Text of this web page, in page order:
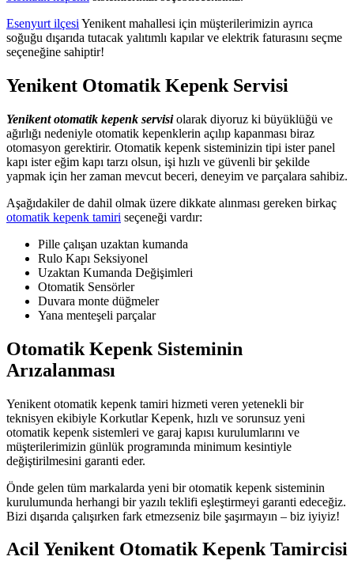
Esenyurt ilçesi Yenikent mahallesi için müşterilerimizin ayrıca
soğuğu dışarıda tutacak yalıtımlı kapılar ve elektrik faturasını seçme
seçeneğine sahiptir!
Yenikent Otomatik Kepenk Servisi
Yenikent otomatik kepenk servisiolarak diyoruz ki büyüklüğü ve
ağırlığı nedeniyle otomatik kepenklerin açılıp kapanması biraz
otomasyon gerektirir. Otomatik kepenk sisteminizin tipi ister panel
kapı ister eğim kapı tarzı olsun, işi hızlı ve güvenli bir şekilde
yapmak için her zaman mevcut beceri, deneyim ve parçalara sahibiz.
Aşağıdakiler de dahil olmak üzere dikkate alınması gereken birkaç
otomatik kepenk tamiri seçeneği vardır:
Pille çalışan uzaktan kumanda
Rulo Kapı Seksiyonel
Uzaktan Kumanda Değişimleri
Otomatik Sensörler
Duvara monte düğmeler
Yana menteşeli parçalar
Otomatik Kepenk Sisteminin
Arızalanması
Yenikent otomatik kepenk tamiri hizmeti veren yetenekli bir
teknisyen ekibiyle Korkutlar Kepenk, hızlı ve sorunsuz yeni
otomatik kepenk sistemleri ve garaj kapısı kurulumlarını ve
müşterilerimizin günlük programında minimum kesintiyle
değiştirilmesini garanti eder.
Önde gelen tüm markalarda yeni bir otomatik kepenk sisteminin
kurulumunda herhangi bir yazılı teklifi eşleştirmeyi garanti edeceğiz.
Bizi dışarıda çalışırken fark etmezseniz bile şaşırmayın – biz iyiyiz!
Acil Yenikent Otomatik Kepenk Tamircisi